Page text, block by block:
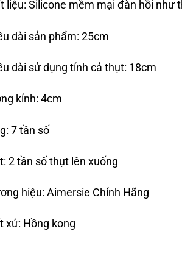
liệu: Silicone mềm mại đàn hồi như
dài sản phẩm: 25cm
dài sử dụng tính cả thụt: 18cm
kính: 4cm
7 tần số
2 tần số thụt lên xuống
hiệu: Aimersie Chính Hãng
xứ: Hồng kong